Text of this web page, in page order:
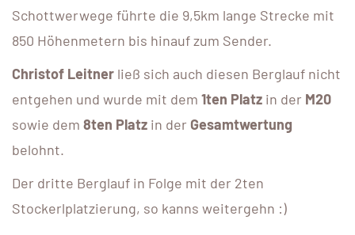
Schottwerwege führte die 9,5km lange Strecke mit
850 Höhenmetern bis hinauf zum Sender.
Christof Leitner ließ sich auch diesen Berglauf nicht
entgehen und wurde mit dem 1ten Platz in der M20
sowie dem 8ten Platz in der Gesamtwertung
belohnt.
Der dritte Berglauf in Folge mit der 2ten
Stockerlplatzierung, so kanns weitergehn :)